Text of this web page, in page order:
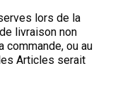
lors de la
livraison non
commande, ou au
Articles serait